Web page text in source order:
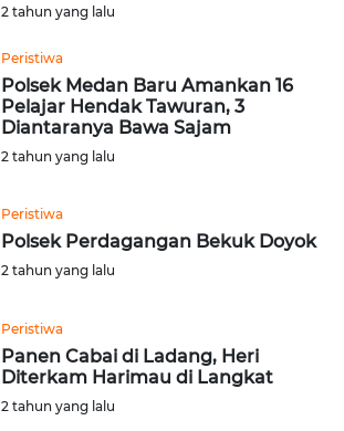
2 tahun yang lalu
Peristiwa
Polsek Medan Baru Amankan 16
Pelajar Hendak Tawuran, 3
Diantaranya Bawa Sajam
2 tahun yang lalu
Peristiwa
Polsek Perdagangan Bekuk Doyok
2 tahun yang lalu
Peristiwa
Panen Cabai di Ladang, Heri
Diterkam Harimau di Langkat
2 tahun yang lalu